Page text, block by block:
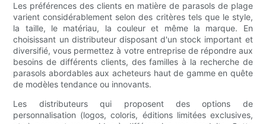
Les préférences des clients en matière de parasols de plage
varient considérablement selon des critères tels que le style,
la taille, le matériau, la couleur et même la marque. En
choisissant un distributeur disposant d'un stock important et
diversifié, vous permettez à votre entreprise de répondre aux
besoins de différents clients, des familles à la recherche de
parasols abordables aux acheteurs haut de gamme en quête
de modèles tendance ou innovants.
Les distributeurs qui proposent des options de
personnalisation (logos, coloris, éditions limitées exclusives,